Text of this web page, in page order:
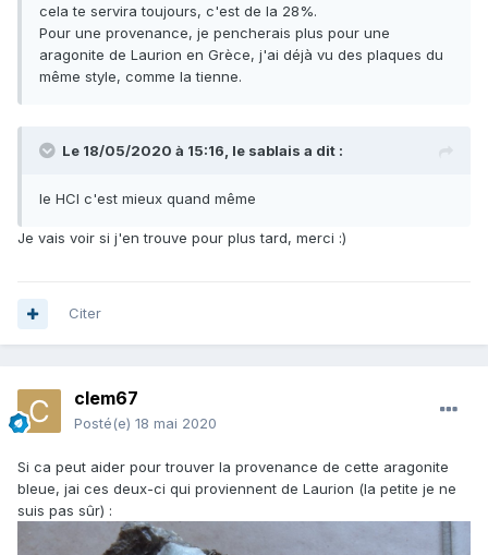
cela te servira toujours, c'est de la 28%.
Pour une provenance, je pencherais plus pour une
aragonite de Laurion en Grèce, j'ai déjà vu des plaques du
même style, comme la tienne.
Le 18/05/2020 à 15:16, le sablais a dit :
le HCl c'est mieux quand même
Je vais voir si j'en trouve pour plus tard, merci :)
Citer
clem67
Posté(e) 18 mai 2020
Si ca peut aider pour trouver la provenance de cette aragonite
bleue, jai ces deux-ci qui proviennent de Laurion (la petite je ne
suis pas sûr) :